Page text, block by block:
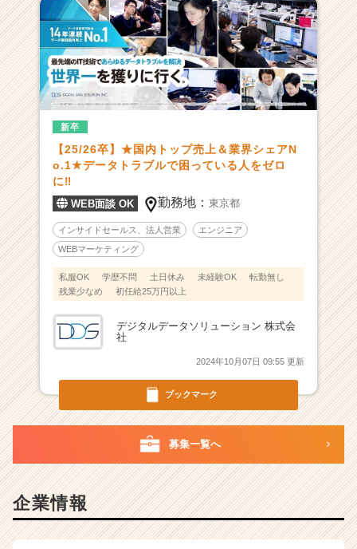
o.
1》
の
実
力！
先
の
I
技
術
で
世
中
の
ー
ラ
ル
救
う！
ブックマーク
新卒
【25/26卒】★国内トップ売上＆業界シェアN
o.1★データトラブルで困っている人をゼロ
に‼
WEB面談 OK 勤務地：東京都
インサイドセールス、法人営業 エンジニア
WEBマーケティング
私服OK 学歴不問 土日休み 未経験OK
転勤無し
残業少なめ
初任給25万円以上
デジタルデータソリューション 株式会
社
2024年10月07日 09:55 更新
募集一覧へ
企業情報